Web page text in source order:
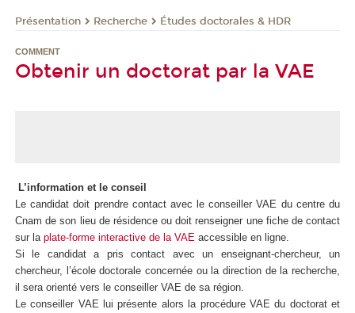
Présentation Recherche Études doctorales & HDR
COMMENT
Obtenir un doctorat par la VAE
L’information et le conseil
Le candidat doit prendre contact avec le conseiller VAE du centre du
Cnam de son lieu de résidence ou doit renseigner une fiche de contact
sur la plate-forme interactive de la VAE accessible en ligne.
Si le candidat a pris contact avec un enseignant-chercheur, un
chercheur, l’école doctorale concernée ou la direction de la recherche,
il sera orienté vers le conseiller VAE de sa région.
Le conseiller VAE lui présente alors la procédure VAE du doctorat et